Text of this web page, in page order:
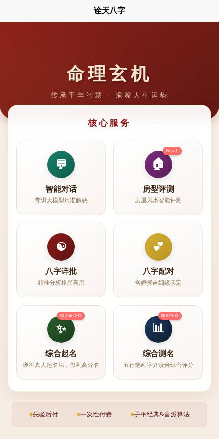
诠天八字
命理玄机
传承千年智慧 · 洞察人生运势
核心服务
💬
智能对话
专训大模型精准解惑
New！
🏠
房型评测
房屋风水智能评测
☯️
八字详批
精准分析格局喜用
💕
八字配对
合婚择吉姻缘天定
单名全免费
✨
综合起名
遵循真人起名法，仅列高分名
限时免费
📊
综合测名
五行笔画字义读音综合评分
先验后付 一次性付费 子平经典&盲派算法